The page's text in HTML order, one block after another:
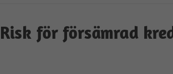
Risk för försämrad